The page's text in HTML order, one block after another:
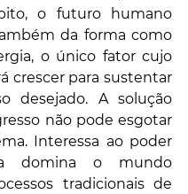
o futuro humano
da forma como
o único fator cujo
crescer para sustentar
desejado. A solução
não pode esgotar
Interessa ao poder
domina o mundo
tradicionais de